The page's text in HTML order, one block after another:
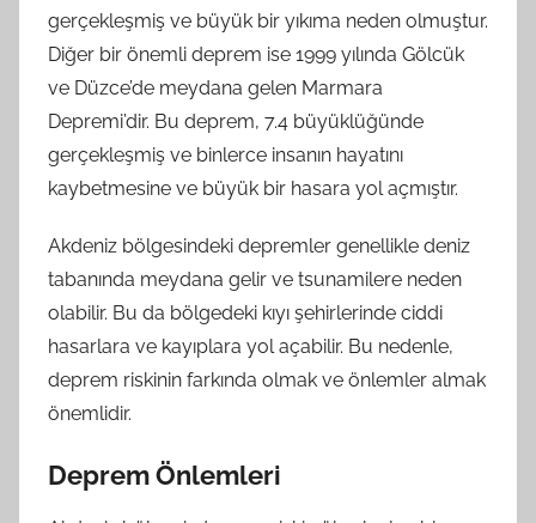
gerçekleşmiş ve büyük bir yıkıma neden olmuştur.
Diğer bir önemli deprem ise 1999 yılında Gölcük
ve Düzce’de meydana gelen Marmara
Depremi’dir. Bu deprem, 7.4 büyüklüğünde
gerçekleşmiş ve binlerce insanın hayatını
kaybetmesine ve büyük bir hasara yol açmıştır.
Akdeniz bölgesindeki depremler genellikle deniz
tabanında meydana gelir ve tsunamilere neden
olabilir. Bu da bölgedeki kıyı şehirlerinde ciddi
hasarlara ve kayıplara yol açabilir. Bu nedenle,
deprem riskinin farkında olmak ve önlemler almak
önemlidir.
Deprem Önlemleri